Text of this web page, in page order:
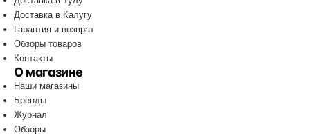
Доставка в Калугу
Гарантия и возврат
Обзоры товаров
Контакты
О магазине
Наши магазины
Бренды
Журнал
Обзоры